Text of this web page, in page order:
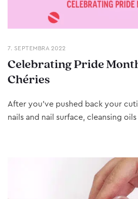
7. SEPTEMBRA 2022
Celebrating Pride
Chéries
After you’ve pushed back your
nails and nail surface, cleansing